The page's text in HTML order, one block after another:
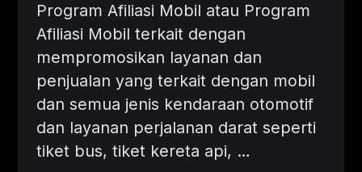
Program Afiliasi Mobil atau Program
Afiliasi Mobil terkait dengan
mempromosikan layanan dan
penjualan yang terkait dengan mobil
dan semua jenis kendaraan otomotif
dan layanan perjalanan darat seperti
tiket bus, tiket kereta api, …